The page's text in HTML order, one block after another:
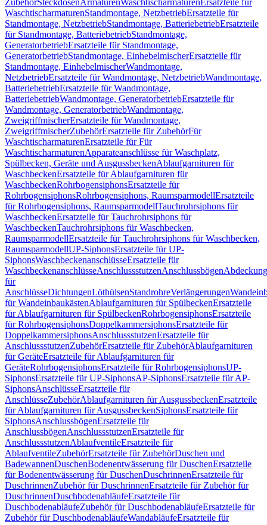
ZubehörSteckdosenArmaturenWaschtischarmaturen Ersatzteile für
WaschtischarmaturenStandmontage, NetzbetriebErsatzteile für
Standmontage, NetzbetriebStandmontage, BatteriebetriebErsatzteile
für Standmontage, BatteriebetriebStandmontage,
GeneratorbetriebErsatzteile für Standmontage,
GeneratorbetriebStandmontage, EinhebelmischerErsatzteile für
Standmontage, EinhebelmischerWandmontage,
NetzbetriebErsatzteile für Wandmontage, NetzbetriebWandmontage,
BatteriebetriebErsatzteile für Wandmontage,
BatteriebetriebWandmontage, GeneratorbetriebErsatzteile für
Wandmontage, GeneratorbetriebWandmontage,
ZweigriffmischerErsatzteile für Wandmontage,
ZweigriffmischerZubehörErsatzteile für ZubehörFür
WaschtischarmaturenErsatzteile für Für
WaschtischarmaturenApparateanschlüsse für Waschplatz,
Spülbecken, Geräte und AusgussbeckenAblaufgarnituren für
WaschbeckenErsatzteile für Ablaufgarnituren für
WaschbeckenRohrbogensiphonsErsatzteile für
RohrbogensiphonsRohrbogensiphons, RaumsparmodellErsatzteile
für Rohrbogensiphons, RaumsparmodellTauchrohrsiphons für
WaschbeckenErsatzteile für Tauchrohrsiphons für
WaschbeckenTauchrohrsiphons für Waschbecken,
RaumsparmodellErsatzteile für Tauchrohrsiphons für Waschbecken,
RaumsparmodellUP-SiphonsErsatzteile für UP-
SiphonsWaschbeckenanschlüsseErsatzteile für
WaschbeckenanschlüsseAnschlussstutzenAnschlussbögen
für
AnschlüsseDichtungenLöthülsenStandrohreVerlängerungen
für WandeinbaukästenAblaufgarnituren für SpülbeckenErsatzteile
für Ablaufgarnituren für SpülbeckenRohrbogensiphonsErsatzteile
für RohrbogensiphonsDoppelkammersiphonsErsatzteile für
DoppelkammersiphonsAnschlussstutzenErsatzteile für
AnschlussstutzenZubehörErsatzteile für ZubehörAblaufgarnituren
für GeräteErsatzteile für Ablaufgarnituren für
GeräteRohrbogensiphonsErsatzteile für RohrbogensiphonsUP-
SiphonsErsatzteile für UP-SiphonsAP-SiphonsErsatzteile für AP-
SiphonsAnschlüsseErsatzteile für
AnschlüsseZubehörAblaufgarnituren für AusgussbeckenErsatzteile
für Ablaufgarnituren für AusgussbeckenSiphonsErsatzteile für
SiphonsAnschlussbögenErsatzteile für
AnschlussbögenAnschlussstutzenErsatzteile für
AnschlussstutzenAblaufventileErsatzteile für
AblaufventileZubehörErsatzteile für ZubehörDuschen und
BadewannenDuschenBodenentwässerung für DuschenErsatzteile
für Bodenentwässerung für DuschenDuschrinnenErsatzteile für
DuschrinnenZubehör für DuschrinnenErsatzteile für Zubehör für
DuschrinnenDuschbodenabläufeErsatzteile für
DuschbodenabläufeZubehör für DuschbodenabläufeErsatzteile für
Zubehör für DuschbodenabläufeWandabläufeErsatzteile für